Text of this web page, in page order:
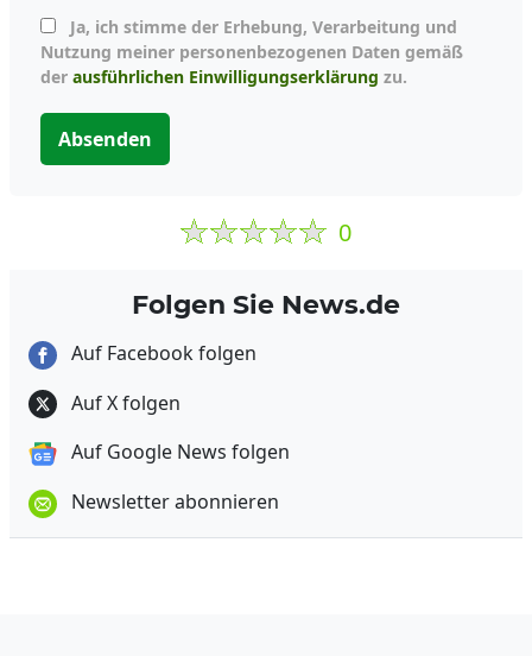
Nutzung meiner personenbezogenen Daten gemäß
der ausführlichen Einwilligungserklärung zu.
Absenden
0
Folgen Sie News.de
Auf Facebook folgen
Auf X folgen
Auf Google News folgen
Newsletter abonnieren